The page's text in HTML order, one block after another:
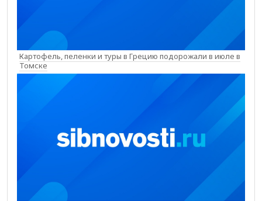
Картофель, пеленки и туры в Грецию подорожали в июле в
Томске